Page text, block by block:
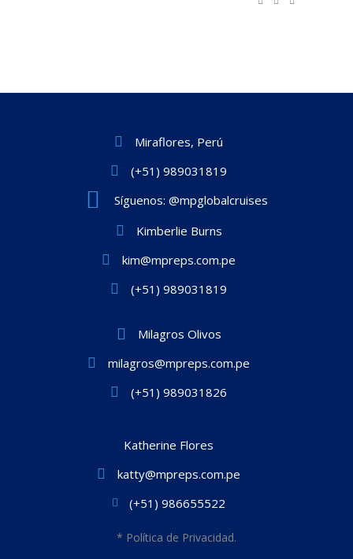
Miraflores, Perú
(+51) 989031819
Síguenos: @mpglobalcruises
Kimberlie Burns
kim@mpreps.com.pe
(+51) 989031819
Milagros Olivos
milagros@mpreps.com.pe
(+51) 989031826
Katherine Flores
katty@mpreps.com.pe
(+51) 986655522
* Política de Privacidad.